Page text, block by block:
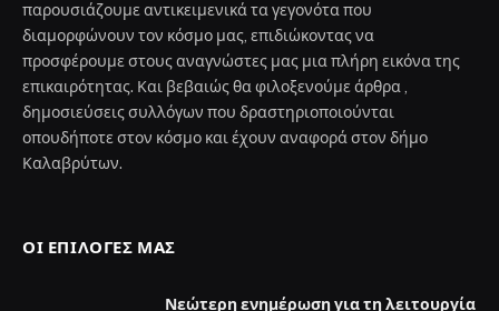
παρουσιάζουμε αντικειμενικά τα γεγονότα που
διαμορφώνουν τον κόσμο μας, επιδιώκοντας να
προσφέρουμε στους αναγνώστες μας μια πλήρη εικόνα της
επικαιρότητας. Και βεβαιώς θα φιλοξενούμε άρθρα ,
δημοσιεύσεις συλλόγων που δραστηριοποιούνται
οπουδήποτε στον κόσμο και έχουν αναφορά στον δήμο
Καλαβρύτων.
ΟΙ ΕΠΙΛΟΓΈΣ ΜΑΣ
Νεώτερη ενημέρωση για τη λειτουργία